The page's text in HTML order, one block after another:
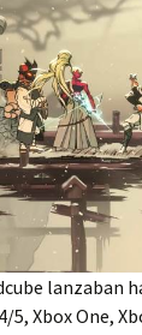
lanzaban
5, Xbox One,